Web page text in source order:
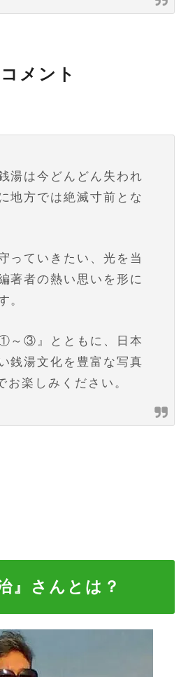
メント
湯は今どんどん失われ
地方では絶滅寸前とな
っていきたい、光を当
著者の熱い思いを形に
。
～③』とともに、日本
銭湯文化を豊富な写真
楽しみください。
』さんとは？